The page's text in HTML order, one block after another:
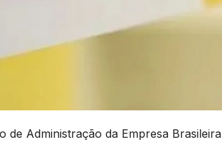
de Administração da Empresa